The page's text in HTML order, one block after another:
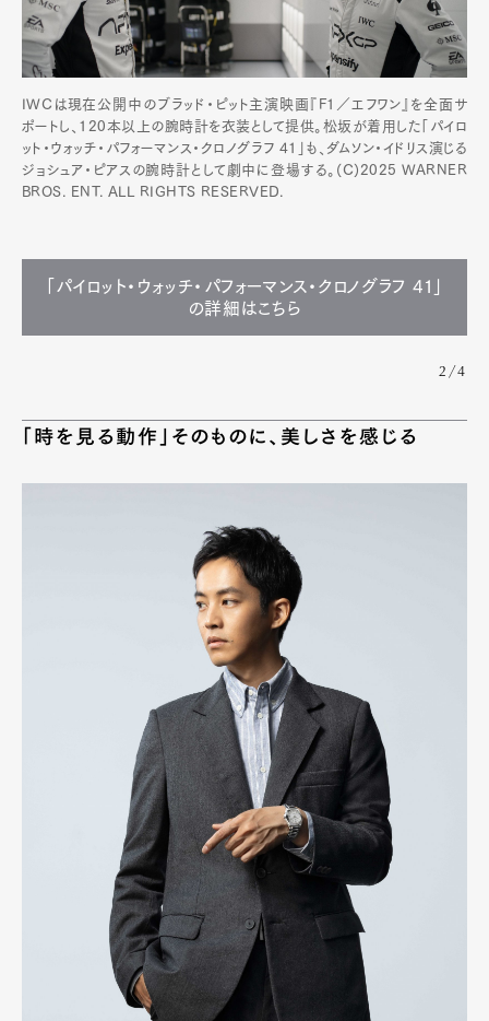
IWCは現在公開中のブラッド・ピット主演映画『F1／エフワン』を全面サ
ポートし、120本以上の腕時計を衣装として提供。松坂が着用した「パイロ
ット・ウォッチ・パフォーマンス・クロノグラフ 41」も、ダムソン・イドリス演じる
ジョシュア・ピアスの腕時計として劇中に登場する。(C)2025 WARNER
BROS. ENT. ALL RIGHTS RESERVED.
「パイロット・ウォッチ・パフォーマンス・クロノグラフ 41」
の詳細はこちら
2/4
「時を見る動作」そのものに、美しさを感じる